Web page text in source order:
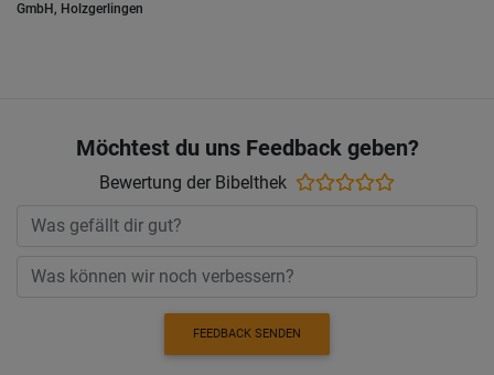
GmbH, Holzgerlingen
Möchtest du uns Feedback geben?
Bewertung der Bibelthek
FEEDBACK SENDEN